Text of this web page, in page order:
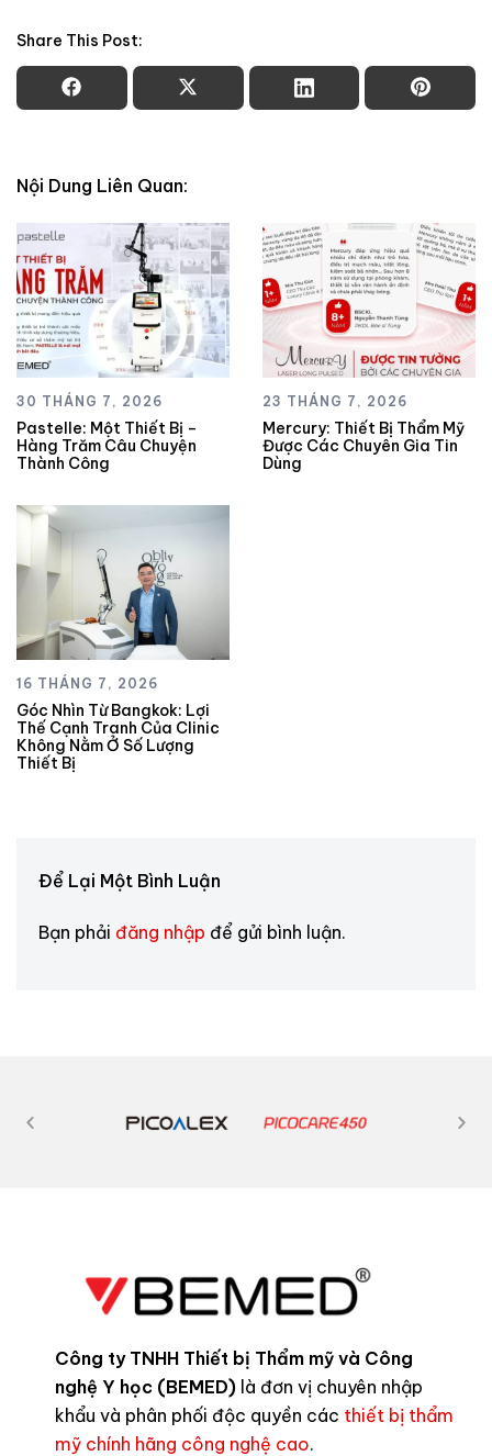
Share This Post:
Nội Dung Liên Quan:
30 THÁNG 7, 2026
Pastelle: Một Thiết Bị –
Hàng Trăm Câu Chuyện
Thành Công
23 THÁNG 7, 2026
Mercury: Thiết Bị Thẩm Mỹ
Được Các Chuyên Gia Tin
Dùng
16 THÁNG 7, 2026
Góc Nhìn Từ Bangkok: Lợi
Thế Cạnh Tranh Của Clinic
Không Nằm Ở Số Lượng
Thiết Bị
Để Lại Một Bình Luận
Bạn phải đăng nhập để gửi bình luận.
Công ty TNHH Thiết bị Thẩm mỹ và Công
nghệ Y học (BEMED) là đơn vị chuyên nhập
khẩu và phân phối độc quyền các thiết bị thẩm
mỹ chính hãng công nghệ cao.